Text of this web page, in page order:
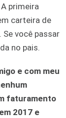
primeira
carteira de
você passar
no pais.
e com meu
faturamento
2017 e